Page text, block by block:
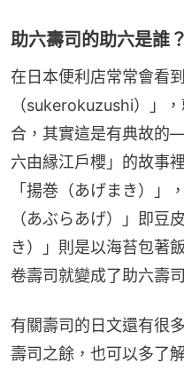
助六壽司的助六是誰？
在日本便利店常常會看
（sukerokuzushi）」
合，其實這是有典故的
六由縁江戶櫻」的故事
「揚巻（あげまき）」
（あぶらあげ）」即豆
き）」則是以海苔包著
卷壽司就變成了助六壽
有關壽司的日文還有很
壽司之餘，也可以多了